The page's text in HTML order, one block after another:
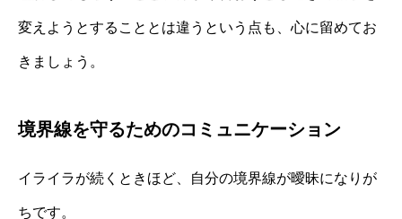
変えようとすることとは違うという点も、心に留めてお
きましょう。
境界線を守るためのコミュニケーション
イライラが続くときほど、自分の境界線が曖昧になりが
ちです。